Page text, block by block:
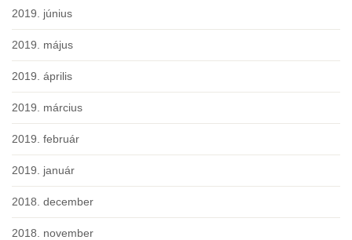
2019. június
2019. május
2019. április
2019. március
2019. február
2019. január
2018. december
2018. november